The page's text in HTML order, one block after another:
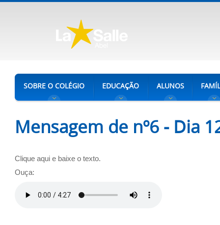
SOBRE O COLÉGIO EDUCAÇÃO ALUNOS
Mensagem de nº6 - Dia
Clique aqui e baixe o texto.
Ouça: